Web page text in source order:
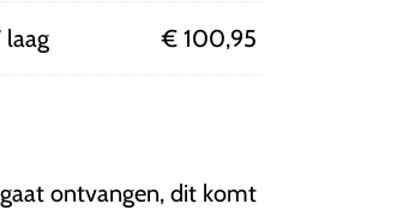
laag € 100,95
ontvangen, dit komt